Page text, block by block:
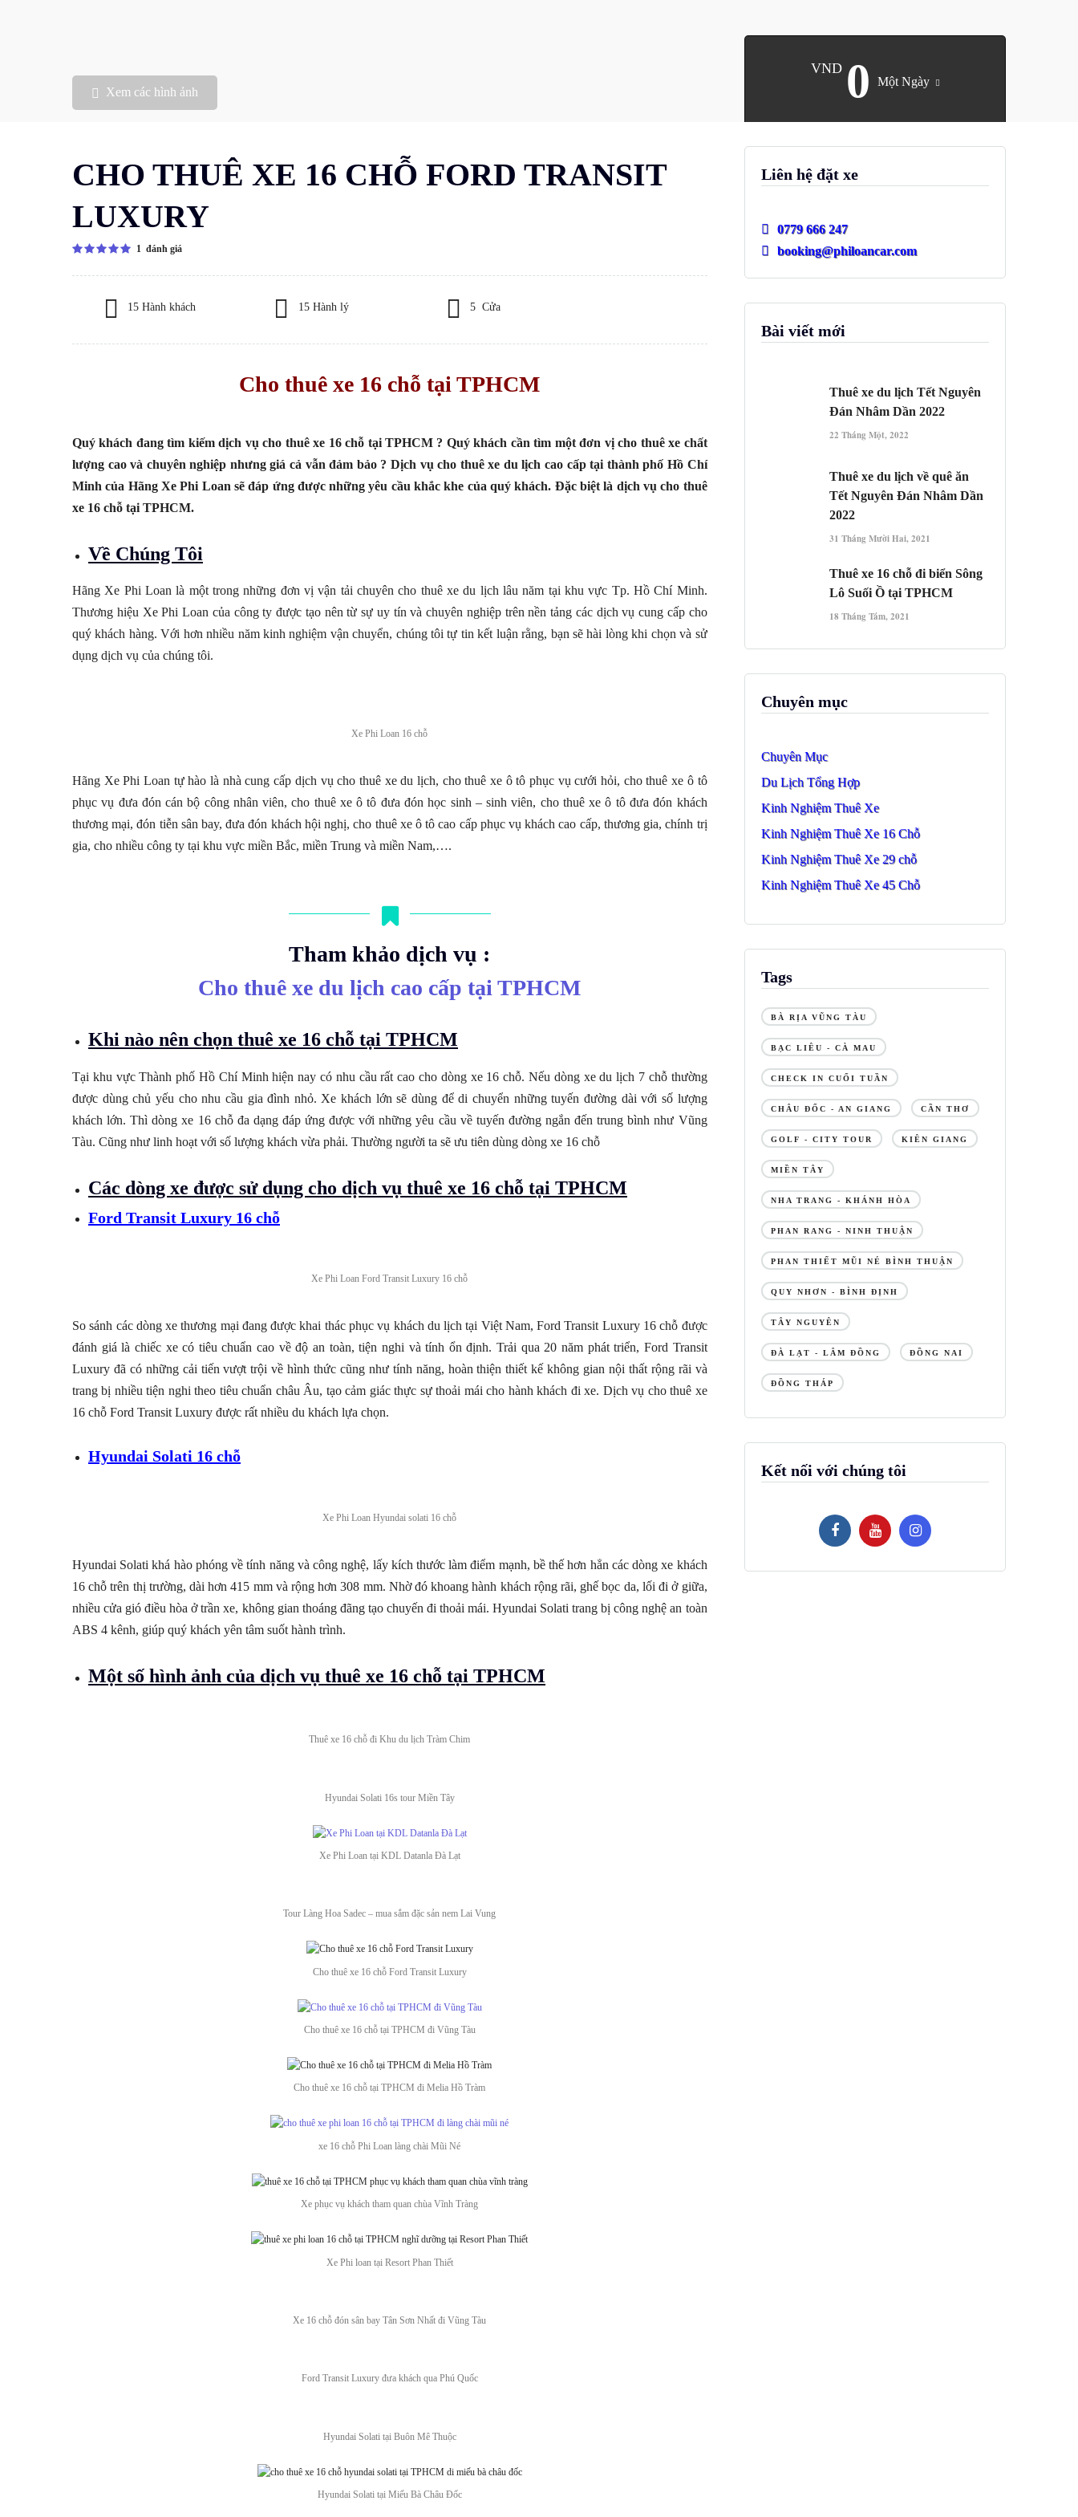
Xem các hình ảnh
VND 0 Một Ngày
CHO THUÊ XE 16 CHỖ FORD TRANSIT
LUXURY
1 đánh giá
15 Hành khách 15 Hành lý 5 Cửa
Cho thuê xe 16 chỗ tại TPHCM
Quý khách đang tìm kiếm dịch vụ cho thuê xe 16 chỗ tại TPHCM ? Quý khách cần tìm một đơn vị cho thuê xe chất
lượng cao và chuyên nghiệp nhưng giá cả vẫn đảm bảo ? Dịch vụ cho thuê xe du lịch cao cấp tại thành phố Hồ Chí
Minh của Hãng Xe Phi Loan sẽ đáp ứng được những yêu cầu khắc khe của quý khách. Đặc biệt là dịch vụ cho thuê
xe 16 chỗ tại TPHCM.
Về Chúng Tôi
Hãng Xe Phi Loan là một trong những đơn vị vận tải chuyên cho thuê xe du lịch lâu năm tại khu vực Tp. Hồ Chí Minh.
Thương hiệu Xe Phi Loan của công ty được tạo nên từ sự uy tín và chuyên nghiệp trên nền tảng các dịch vụ cung cấp cho
quý khách hàng. Với hơn nhiều năm kinh nghiệm vận chuyển, chúng tôi tự tin kết luận rằng, bạn sẽ hài lòng khi chọn và sử
dụng dịch vụ của chúng tôi.
Xe Phi Loan 16 chỗ
Hãng Xe Phi Loan tự hào là nhà cung cấp dịch vụ cho thuê xe du lịch, cho thuê xe ô tô phục vụ cưới hỏi, cho thuê xe ô tô
phục vụ đưa đón cán bộ công nhân viên, cho thuê xe ô tô đưa đón học sinh – sinh viên, cho thuê xe ô tô đưa đón khách
thương mại, đón tiễn sân bay, đưa đón khách hội nghị, cho thuê xe ô tô cao cấp phục vụ khách cao cấp, thương gia, chính trị
gia, cho nhiều công ty tại khu vực miền Bắc, miền Trung và miền Nam,….
Tham khảo dịch vụ :
Cho thuê xe du lịch cao cấp tại TPHCM
Khi nào nên chọn thuê xe 16 chỗ tại TPHCM
Tại khu vực Thành phố Hồ Chí Minh hiện nay có nhu cầu rất cao cho dòng xe 16 chỗ. Nếu dòng xe du lịch 7 chỗ thường
được dùng chủ yếu cho nhu cầu gia đình nhỏ. Xe khách lớn sẽ dùng để di chuyển những tuyến đường dài với số lượng
khách lớn. Thì dòng xe 16 chỗ đa dạng đáp ứng được với những yêu cầu về tuyến đường ngắn đến trung bình như Vũng
Tàu. Cũng như linh hoạt với số lượng khách vừa phải. Thường người ta sẽ ưu tiên dùng dòng xe 16 chỗ
Các dòng xe được sử dụng cho dịch vụ thuê xe 16 chỗ tại TPHCM
Ford Transit Luxury 16 chỗ
Xe Phi Loan Ford Transit Luxury 16 chỗ
So sánh các dòng xe thương mại đang được khai thác phục vụ khách du lịch tại Việt Nam, Ford Transit Luxury 16 chỗ được
đánh giá là chiếc xe có tiêu chuẩn cao về độ an toàn, tiện nghi và tính ổn định. Trải qua 20 năm phát triển, Ford Transit
Luxury đã có những cải tiến vượt trội về hình thức cũng như tính năng, hoàn thiện thiết kế không gian nội thất rộng rãi và
trang bị nhiều tiện nghi theo tiêu chuẩn châu Âu, tạo cảm giác thực sự thoải mái cho hành khách đi xe. Dịch vụ cho thuê xe
16 chỗ Ford Transit Luxury được rất nhiều du khách lựa chọn.
Hyundai Solati 16 chỗ
Xe Phi Loan Hyundai solati 16 chỗ
Hyundai Solati khá hào phóng về tính năng và công nghệ, lấy kích thước làm điểm mạnh, bề thế hơn hẳn các dòng xe khách
16 chỗ trên thị trường, dài hơn 415 mm và rộng hơn 308 mm. Nhờ đó khoang hành khách rộng rãi, ghế bọc da, lối đi ở giữa,
nhiều cửa gió điều hòa ở trần xe, không gian thoáng đãng tạo chuyến đi thoải mái. Hyundai Solati trang bị công nghệ an toàn
ABS 4 kênh, giúp quý khách yên tâm suốt hành trình.
Một số hình ảnh của dịch vụ thuê xe 16 chỗ tại TPHCM
Thuê xe 16 chỗ đi Khu du lịch Tràm Chim
Hyundai Solati 16s tour Miền Tây
Xe Phi Loan tại KDL Datanla Đà Lạt
Tour Làng Hoa Sadec – mua sắm đặc sản nem Lai Vung
Cho thuê xe 16 chỗ Ford Transit Luxury
Cho thuê xe 16 chỗ tại TPHCM đi Vũng Tàu
Cho thuê xe 16 chỗ tại TPHCM đi Melia Hồ Tràm
xe 16 chỗ Phi Loan làng chài Mũi Né
Xe phục vụ khách tham quan chùa Vĩnh Tràng
Xe Phi loan tại Resort Phan Thiết
Xe 16 chỗ đón sân bay Tân Sơn Nhất đi Vũng Tàu
Ford Transit Luxury đưa khách qua Phú Quốc
Hyundai Solati tại Buôn Mê Thuộc
Hyundai Solati tại Miếu Bà Châu Đốc
Liên hệ đặt xe
0779 666 247
booking@philoancar.com
Bài viết mới
Thuê xe du lịch Tết Nguyên
Đán Nhâm Dần 2022
22 Tháng Một, 2022
Thuê xe du lịch về quê ăn
Tết Nguyên Đán Nhâm Dần
2022
31 Tháng Mười Hai, 2021
Thuê xe 16 chỗ đi biển Sông
Lô Suối Ồ tại TPHCM
18 Tháng Tám, 2021
Chuyên mục
Chuyên Mục
Du Lịch Tổng Hợp
Kinh Nghiệm Thuê Xe
Kinh Nghiệm Thuê Xe 16 Chỗ
Kinh Nghiệm Thuê Xe 29 chỗ
Kinh Nghiệm Thuê Xe 45 Chỗ
Tags
BÀ RỊA VŨNG TÀU
BẠC LIÊU - CÀ MAU
CHECK IN CUỐI TUẦN
CHÂU ĐỐC - AN GIANG CẦN THƠ
GOLF - CITY TOUR KIÊN GIANG
MIỀN TÂY
NHA TRANG - KHÁNH HÒA
PHAN RANG - NINH THUẬN
PHAN THIẾT MŨI NÉ BÌNH THUẬN
QUY NHƠN - BÌNH ĐỊNH
TÂY NGUYÊN
ĐÀ LẠT - LÂM ĐỒNG ĐỒNG NAI
ĐỒNG THÁP
Kết nối với chúng tôi